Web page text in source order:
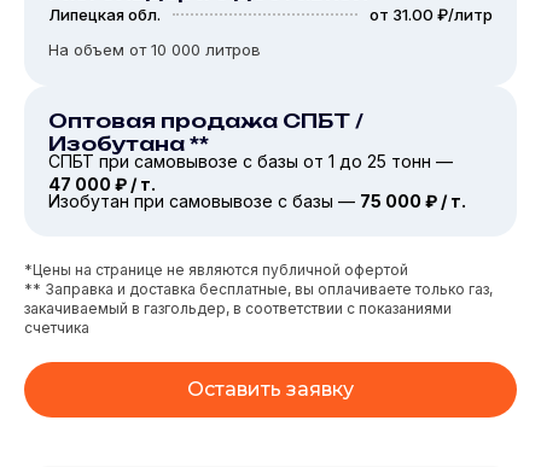
Липецкая обл.
от 31.00 ₽/литр
На объем от 10 000 литров
Оптовая продажа СПБТ /
Изобутана **
СПБТ при самовывозе с базы от 1 до 25 тонн —
47 000 ₽ / т.
Изобутан при самовывозе с базы — 75 000 ₽ / т.
*Цены на странице не являются публичной офертой
** Заправка и доставка бесплатные, вы оплачиваете только газ,
закачиваемый в газгольдер, в соответствии с показаниями
счетчика
Оставить заявку